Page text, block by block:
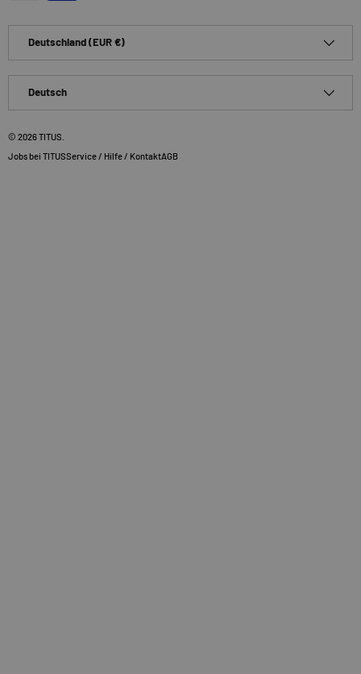
Deutschland (EUR €)
Deutsch
© 2026TITUS
Jobs bei TITUSService / Hilfe / KontaktAGB